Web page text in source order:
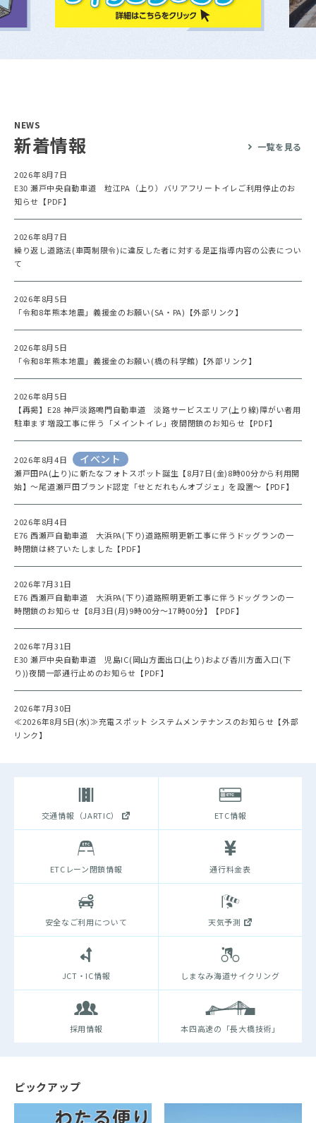
NEWS
新着情報 一覧を見る
2026年8月7日
E30 瀬戸中央自動車道 粒江PA（上り）バリアフリートイレご利用停止のお
知らせ【PDF】
2026年8月7日
繰り返し道路法(車両制限令)に違反した者に対する是正指導内容の公表につい
て
2026年8月5日
「令和8年熊本地震」義援金のお願い(SA・PA)【外部リンク】
2026年8月5日
「令和8年熊本地震」義援金のお願い(橋の科学館)【外部リンク】
2026年8月5日
【再掲】E28 神戸淡路鳴門自動車道 淡路サービスエリア(上り線)障がい者用
駐車ます増設工事に伴う「メイントイレ」夜間閉鎖のお知らせ【PDF】
2026年8月4日 イベント
瀬戸田PA(上り)に新たなフォトスポット誕生【8月7日(金)8時00分から利用開
始】～尾道瀬戸田ブランド認定「せとだれもんオブジェ」を設置～【PDF】
2026年8月4日
E76 西瀬戸自動車道 大浜PA(下り)道路照明更新工事に伴うドッグランの一
時閉鎖は終了いたしました【PDF】
2026年7月31日
E76 西瀬戸自動車道 大浜PA(下り)道路照明更新工事に伴うドッグランの一
時閉鎖のお知らせ【8月3日(月)9時00分～17時00分】【PDF】
2026年7月31日
E30 瀬戸中央自動車道 児島IC(岡山方面出口(上り)および香川方面入口(下
り))夜間一部通行止めのお知らせ【PDF】
2026年7月30日
≪2026年8月5日(水)≫充電スポット システムメンテナンスのお知らせ【外部
リンク】
交通情報（JARTIC） ETC情報
ETCレーン閉鎖情報 通行料金表
安全なご利用について 天気予測
JCT・IC情報 しまなみ海道サイクリング
採用情報 本四高速の「長大橋技術」
ピックアップ